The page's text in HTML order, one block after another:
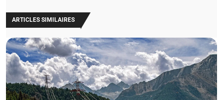
ARTICLES SIMILAIRES